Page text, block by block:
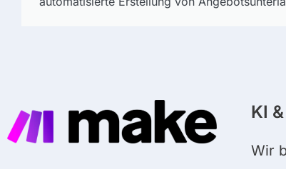
KI
Wir